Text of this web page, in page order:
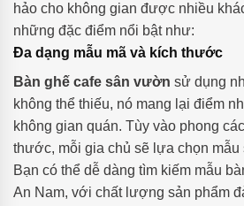
hảo cho không gian được nhiều
những đặc điểm nổi bật như:
Đa dạng mẫu mã và kích thước
Bàn ghế cafe sân vườn sử dụng
không thể thiếu, nó mang lại điểm
không gian quán. Tùy vào phong
thước, mỗi gia chủ sẽ lựa chọn mẫu
Bạn có thể dễ dàng tìm kiếm mẫu
An Nam, với chất lượng sản phẩm